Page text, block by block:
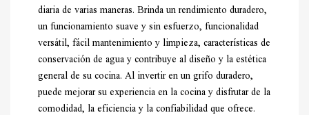
diaria de varias maneras. Brinda un rendimiento duradero,
un funcionamiento suave y sin esfuerzo, funcionalidad
versátil, fácil mantenimiento y limpieza, características de
conservación de agua y contribuye al diseño y la estética
general de su cocina. Al invertir en un grifo duradero,
puede mejorar su experiencia en la cocina y disfrutar de la
comodidad, la eficiencia y la confiabilidad que ofrece.